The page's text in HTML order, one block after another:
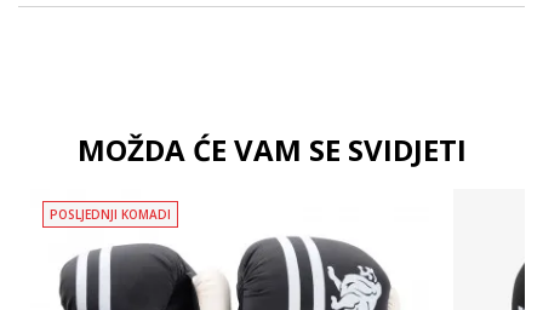
MOŽDA ĆE VAM SE SVIDJETI
POSLJEDNJI KOMADI